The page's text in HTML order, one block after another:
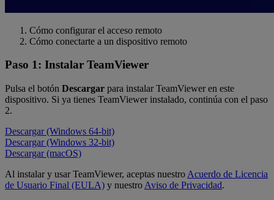
Cómo configurar el acceso remoto
Cómo conectarte a un dispositivo remoto
Paso 1: Instalar TeamViewer
Pulsa el botón Descargar para instalar TeamViewer en este
dispositivo. Si ya tienes TeamViewer instalado, continúa con el paso
2.
Descargar (Windows 64-bit)
Descargar (Windows 32-bit)
Descargar (macOS)
Al instalar y usar TeamViewer, aceptas nuestro Acuerdo de Licencia
de Usuario Final (EULA) y nuestro Aviso de Privacidad.